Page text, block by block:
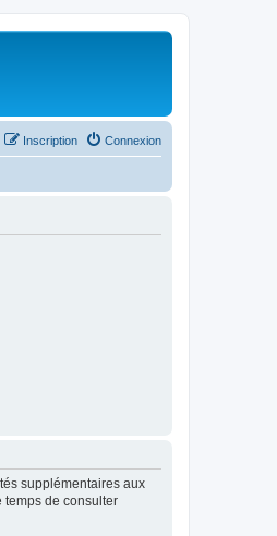
Connexion
Inscription
supplémentaires aux
temps de consulter